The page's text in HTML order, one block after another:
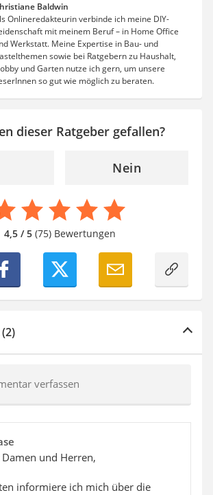
Baldwin
Onlineredakteurin verbinde ich meine DIY-
mit meinem Beruf – in Home Office
Werkstatt. Meine Expertise in Bau- und
sowie bei Ratgebern zu Haushalt,
und Garten nutze ich gern, um unsere
so gut wie möglich zu beraten.
dieser Ratgeber gefallen?
Nein
4,5 / 5(75) Bewertungen
verfassen
und Herren,
informiere ich mich über die